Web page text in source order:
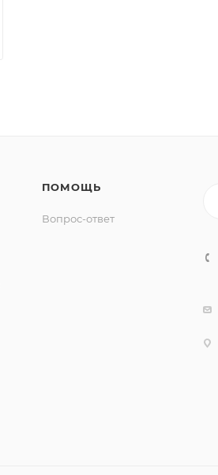
ПОМОЩЬ
Вопрос-ответ